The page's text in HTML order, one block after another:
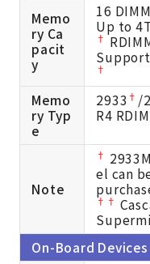
Memo
ry Ca
pacit
y
16
Up to
†
†
Memo
ry Typ
e
2933 † /
R4
Note
†
el can
††
On-Board Devices